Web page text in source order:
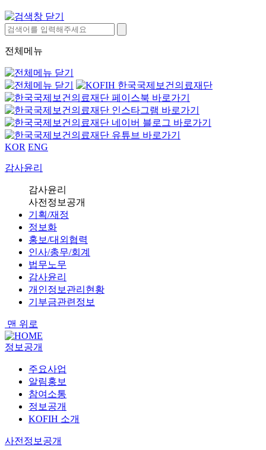
전체메뉴
KOR ENG
감사윤리
감사윤리
사전정보공개
기획/재정
정보화
홍보/대외협력
인사/총무/회계
법무노무
감사윤리
개인정보관리현황
기부금관련정보
맨 위로
정보공개
주요사업
알림홍보
참여소통
정보공개
KOFIH 소개
사전정보공개